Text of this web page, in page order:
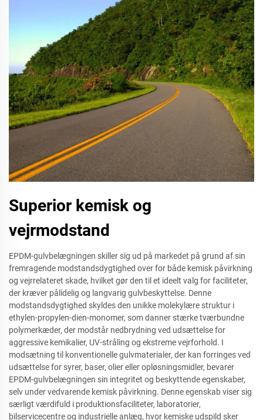
Superior kemisk og
vejrmodstand
EPDM-gulvbelægningen skiller sig ud på markedet på grund af sin
fremragende modstandsdygtighed over for både kemisk påvirkning
og vejrrelateret skade, hvilket gør den til et ideelt valg for faciliteter,
der kræver pålidelig og langvarig gulvbeskyttelse. Denne
modstandsdygtighed skyldes den unikke molekylære struktur i
ethylen-propylen-dien-monomer, som danner stærke tværbundne
polymerkæder, der modstår nedbrydning ved udsættelse for
aggressive kemikalier, UV-stråling og ekstreme vejrforhold. I
modsætning til konventionelle gulvmaterialer, der kan forringes ved
udsættelse for syrer, baser, olier eller opløsningsmidler, bevarer
EPDM-gulvbelægningen sin integritet og beskyttende egenskaber,
selv under vedvarende kemisk påvirkning. Denne egenskab viser sig
særligt værdifuld i produktionsfaciliteter, laboratorier,
bilservicecentre og industrielle anlæg, hvor kemiske udspild sker